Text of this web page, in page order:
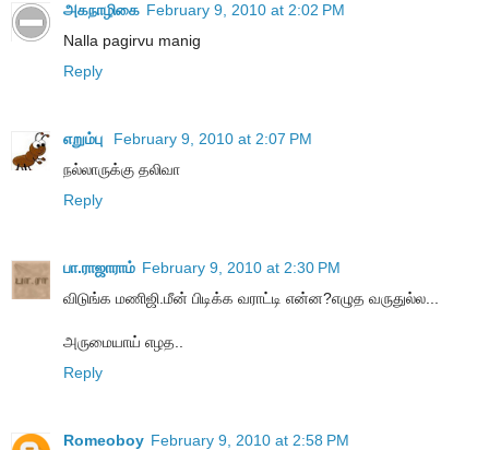
அகநாழிகை February 9, 2010 at 2:02 PM
Nalla pagirvu manig
Reply
எறும்பு
February 9, 2010 at 2:07 PM
நல்லாருக்கு தலிவா
Reply
பா.ராஜாராம் February 9, 2010 at 2:30 PM
விடுங்க மணிஜி.மீன் பிடிக்க வராட்டி என்ன?எழுத வருதுல்ல...
அருமையாய் எழத..
Reply
Romeoboy February 9, 2010 at 2:58 PM